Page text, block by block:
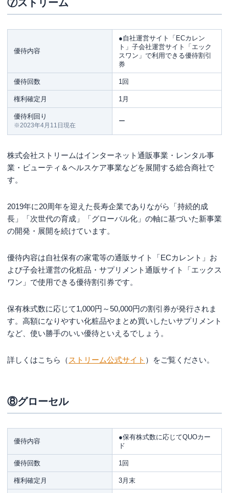
⑦ストリーム
優待内容
●自社運営サイト「ECカレン
ト」子会社運営サイト「エック
スワン」で利用できる優待割引
券
優待回数 1回
権利確定月 1月
優待利回り
※2023年4月11日現在
ー
株式会社ストリームはインターネット通販事業・レンタル事
業・ビューティ＆ヘルスケア事業などを展開する総合商社で
す。
2019年に20周年を迎えた長寿企業でありながら「持続的成
長」「次世代の育成」「グローバル化」の軸に基づいた新事業
の開発・展開を続けています。
優待内容は自社保有の家電等の通販サイト「ECカレント」お
よび子会社運営の化粧品・サプリメント通販サイト「エックス
ワン」で使用できる優待割引券です。
保有株式数に応じて1,000円～50,000円の割引券が発行されま
す。高額になりやすい化粧品やまとめ買いしたいサプリメント
など、使い勝手のいい優待といえるでしょう。
詳しくはこちら（ ストリーム公式サイト ）をご覧ください。
⑧グローセル
優待内容
●保有株式数に応じてQUOカー
ド
優待回数 1回
権利確定月 3月末